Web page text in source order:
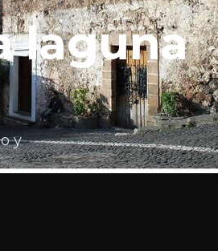
laguna
y